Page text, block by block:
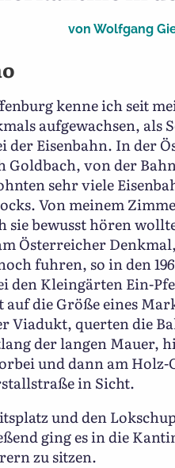
vonWolfgang
kenne ich seit
aufgewachsen,
der Eisenbahn. In der
Goldbach, von der
sehr viele
Von meinem
sie bewusst hören
Österreicher
fuhren, so in den
den Kleingärten Ein-
auf die Größe eines
Viadukt, querten die
der langen Mauer,
und dann am
in Sicht.
und den
ging es in die
zu sitzen.